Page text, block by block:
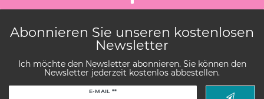
Abonnieren Sie unseren kostenlosen
Newsletter
Ich möchte den Newsletter abonnieren. Sie können den
Newsletter jederzeit kostenlos abbestellen.
E-MAIL **